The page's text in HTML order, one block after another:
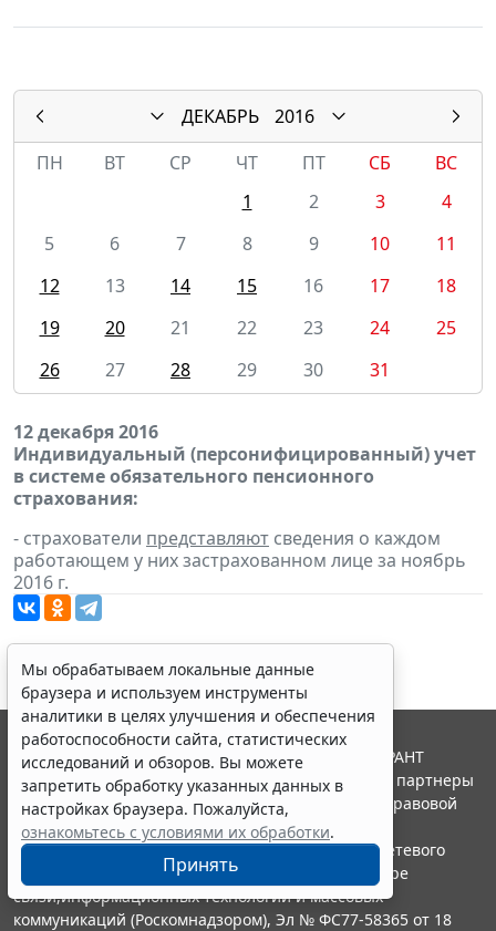
ДЕКАБРЬ
2016
ПН
ВТ СР ЧТ ПТ СБ
ВС
1
2 3
4
5
6 7 8 9 10
11
12
13 14 15 16 17
18
19
20 21 22 23 24
25
26
27 28 29 30 31
12 декабря 2016
Индивидуальный (персонифицированный) учет
в системе обязательного пенсионного
страхования:
- страхователи представляют сведения о каждом
работающем у них застрахованном лице за ноябрь
2016 г.
Мы обрабатываем локальные данные
браузера и используем инструменты
аналитики в целях улучшения и обеспечения
работоспособности сайта, статистических
исследований и обзоров. Вы можете
запретить обработку указанных данных в
настройках браузера. Пожалуйста,
ознакомьтесь с условиями их обработки.
Принять
© ООО "НПП "ГАРАНТ-СЕРВИС", 2026. Система ГАРАНТ
выпускается с 1990 года. Компания "Гарант" и ее партнеры
являются участниками Российской ассоциации правовой
информации ГАРАНТ.
Портал ГАРАНТ.РУ зарегистрирован в качестве сетевого
издания Федеральной службой по надзору в сфере
связи,информационных технологий и массовых
коммуникаций (Роскомнадзором), Эл № ФС77-58365 от 18